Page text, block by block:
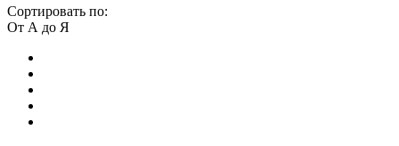
Сортировать по:
От А до Я